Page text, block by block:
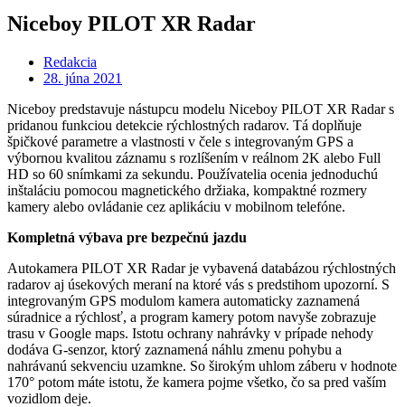
Niceboy PILOT XR Radar
Redakcia
28. júna 2021
Niceboy predstavuje nástupcu modelu Niceboy PILOT XR Radar s
pridanou funkciou detekcie rýchlostných radarov. Tá doplňuje
špičkové parametre a vlastnosti v čele s integrovaným GPS a
výbornou kvalitou záznamu s rozlíšením v reálnom 2K alebo Full
HD so 60 snímkami za sekundu. Používatelia ocenia jednoduchú
inštaláciu pomocou magnetického držiaka, kompaktné rozmery
kamery alebo ovládanie cez aplikáciu v mobilnom telefóne.
Kompletná výbava pre bezpečnú jazdu
Autokamera PILOT XR Radar je vybavená databázou rýchlostných
radarov aj úsekových meraní na ktoré vás s predstihom upozorní. S
integrovaným GPS modulom kamera automaticky zaznamená
súradnice a rýchlosť, a program kamery potom navyše zobrazuje
trasu v Google maps. Istotu ochrany nahrávky v prípade nehody
dodáva G-senzor, ktorý zaznamená náhlu zmenu pohybu a
nahrávanú sekvenciu uzamkne. So širokým uhlom záberu v hodnote
170° potom máte istotu, že kamera pojme všetko, čo sa pred vaším
vozidlom deje.